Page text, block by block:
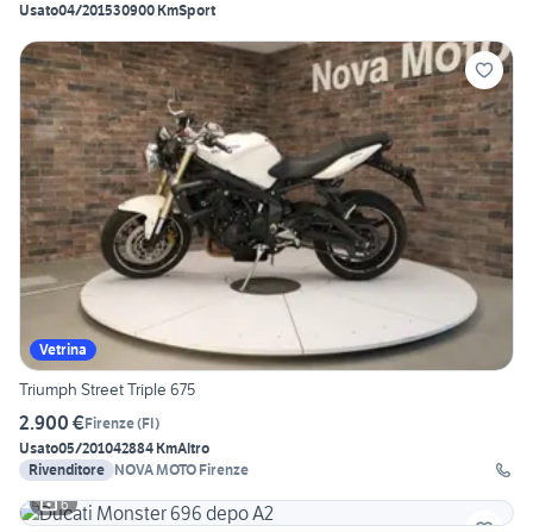
Usato04/201530900 KmSport
Vetrina
Triumph Street Triple 675
2.900 €Firenze(FI)
Usato05/201042884 KmAltro
Rivenditore NOVA MOTO Firenze
6